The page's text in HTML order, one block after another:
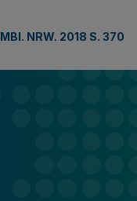
MBl. NRW. 2018 S. 370